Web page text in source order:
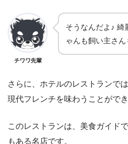
チワワ先輩
そうなんだよ♪ 綺
ゃんも飼い主さ
さらに、ホテルのレストランで
現代フレンチを味わうことができ
このレストランは、美食ガイド
もある名店です。